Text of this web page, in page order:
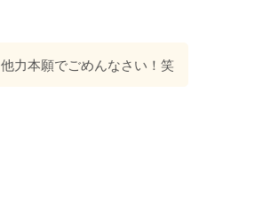
他力本願でごめんなさい！笑